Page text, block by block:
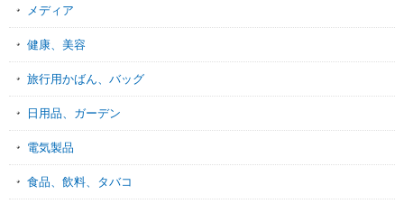
メディア
健康、美容
旅行用かばん、バッグ
日用品、ガーデン
電気製品
食品、飲料、タバコ